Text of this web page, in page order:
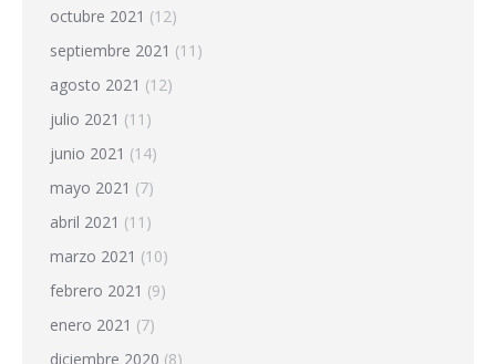
octubre 2021 (12)
septiembre 2021 (11)
agosto 2021 (12)
julio 2021 (11)
junio 2021 (14)
mayo 2021 (7)
abril 2021 (11)
marzo 2021 (10)
febrero 2021 (9)
enero 2021 (7)
diciembre 2020 (8)